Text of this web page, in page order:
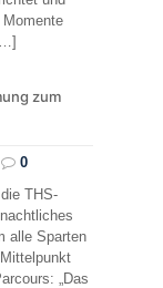
zum
0
THS-
alle Sparten
„Das